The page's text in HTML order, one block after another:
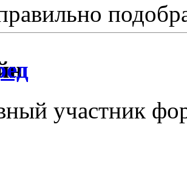
участник